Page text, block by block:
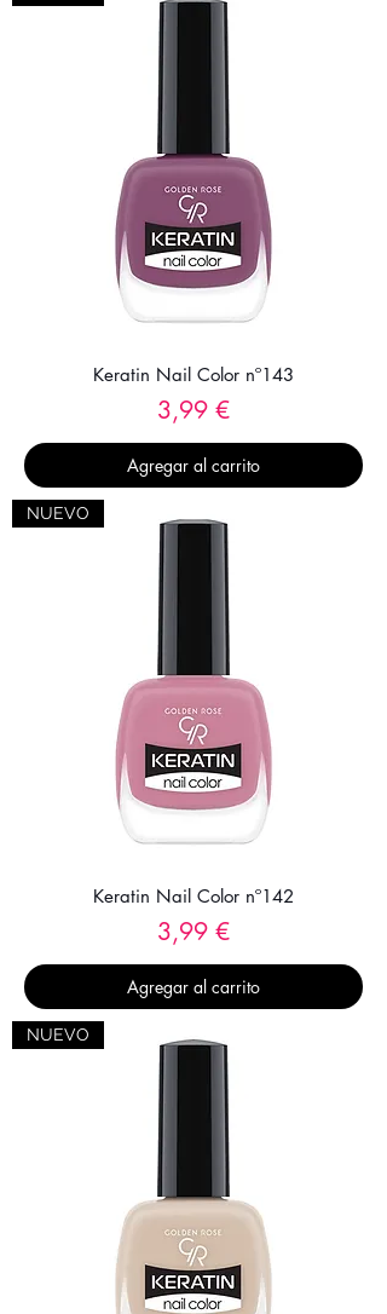
Keratin Nail Color nº143
Precio
3,99 €
Agregar al carrito
NUEVO
Keratin Nail Color nº142
Precio
3,99 €
Agregar al carrito
NUEVO